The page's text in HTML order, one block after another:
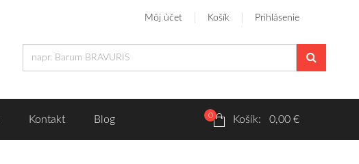
Môj účet Košík Prihlásenie
Kontakt Blog 0 Košík: 0,00 €